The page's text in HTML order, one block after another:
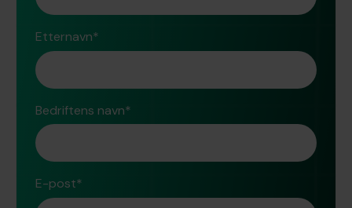
Etternavn*
Bedriftens navn*
E-post*